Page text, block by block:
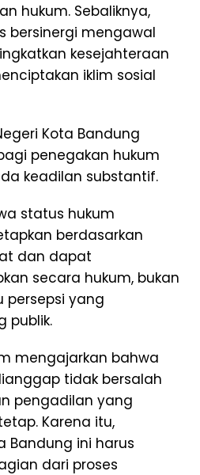
hukum. Sebaliknya,
bersinergi mengawal
kesejahteraan
iklim sosial
Kota Bandung
penegakan hukum
keadilan substantif.
status hukum
berdasarkan
dan dapat
secara hukum, bukan
persepsi yang
publik.
mengajarkan bahwa
tidak bersalah
pengadilan yang
Karena itu,
Bandung ini harus
dari proses